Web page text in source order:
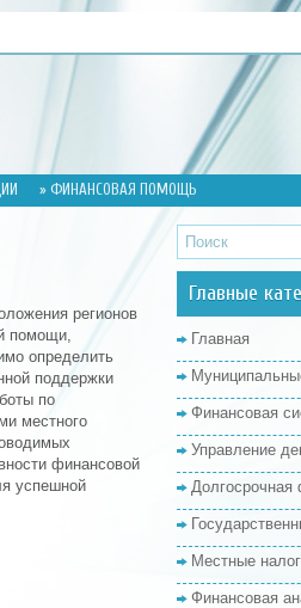
» ФИНАНСОВАЯ ПОМОЩЬ
регионов
помощи,
определить
поддержки
по
местного
финансовой
успешной
Главные
Главная
Финансовая
Управление
Долгосрочная
Местные
Финансовая